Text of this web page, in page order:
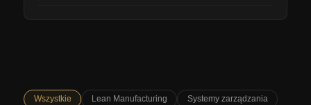
Wszystkie Lean Manufacturing
Systemy zarządzania